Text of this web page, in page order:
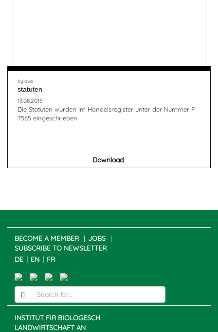
bylaws
statuten
13.08.2015
Die Statuten wurden im Handelsregister unter der Nummer F
7565 eingeschrieben
Download
BECOME A MEMBER
JOBS
SUBSCRIBE TO NEWSLETTER
DE
EN FR
INSTITUT FIR BIOLOGESCH
LANDWIRTSCHAFT AN